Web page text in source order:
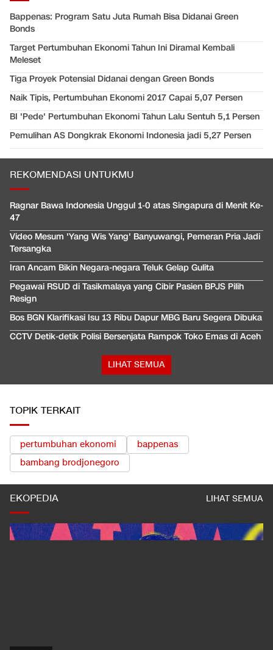
Bappenas: Program Satu Juta Rumah Bisa Didanai Green
Bonds
Target Pertumbuhan Ekonomi Tahun Ini Diramal Kembali
Meleset
Tiga Proyek Potensial Didanai dengan Green Bonds
Naik Tipis, Pertumbuhan Ekonomi 2017 Capai 5,07 Persen
BI 'Pede' Pertumbuhan Ekonomi Tahun Lalu Sentuh 5,1 Persen
Pemulihan AS Dongkrak Ekonomi Indonesia jadi 5,27 Persen
REKOMENDASI UNTUKMU
Ragnar Bawa Indonesia Unggul 1-0 atas Singapura di Menit Ke-
47
Video Mesum 'Yang Wis Yang' Banyuwangi, Pemeran Pria Jadi
Tersangka
Iran Ancam Bikin Negara-negara Teluk Gelap Gulita
Pegawai RSUD di Tasikmalaya yang Cibir Pasien BPJS Pilih
Resign
Bos BGN Klarifikasi Isu 13 Ribu Dapur MBG Baru Segera Dibuka
CCTV Detik-detik Polisi Bersenjata Rampok Toko Emas di Aceh
LIHAT SEMUA
TOPIK TERKAIT
pertumbuhan ekonomi
bappenas
bambang brodjonegoro
EKOPEDIA LIHAT SEMUA